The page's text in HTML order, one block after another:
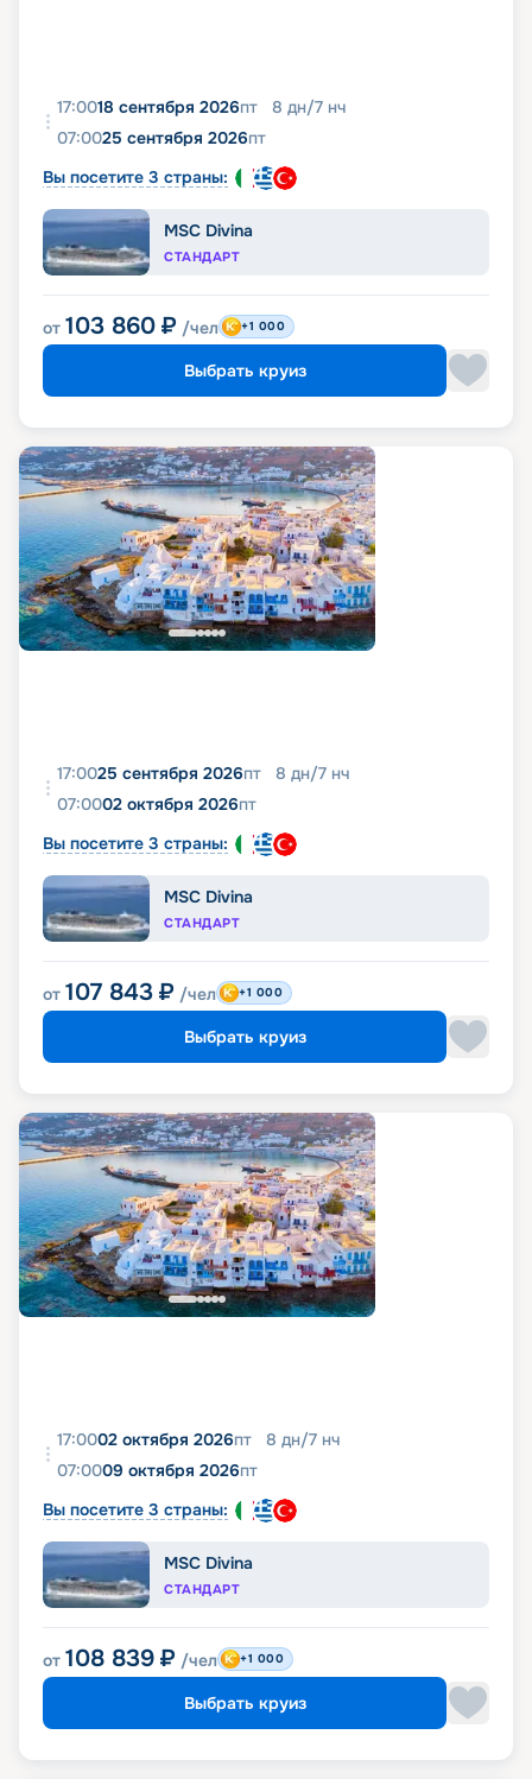
17:0018 сентября 2026пт 8 дн/7 нч
07:0025 сентября 2026пт
Вы посетите 3 страны:
MSC Divina
СТАНДАРТ
от 103 860 ₽ /чел +1 000
Выбрать круиз
17:0025 сентября 2026пт 8 дн/7 нч
07:0002 октября 2026пт
Вы посетите 3 страны:
MSC Divina
СТАНДАРТ
от 107 843 ₽ /чел +1 000
Выбрать круиз
17:0002 октября 2026пт 8 дн/7 нч
07:0009 октября 2026пт
Вы посетите 3 страны:
MSC Divina
СТАНДАРТ
от 108 839 ₽ /чел +1 000
Выбрать круиз